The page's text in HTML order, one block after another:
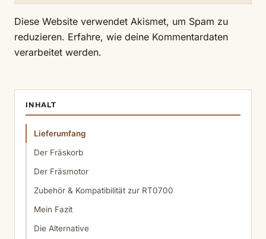
Diese Website verwendet Akismet, um Spam zu
reduzieren. Erfahre, wie deine Kommentardaten
verarbeitet werden.
INHALT
Lieferumfang
Der Fräskorb
Der Fräsmotor
Zubehör & Kompatibilität zur RT0700
Mein Fazit
Die Alternative